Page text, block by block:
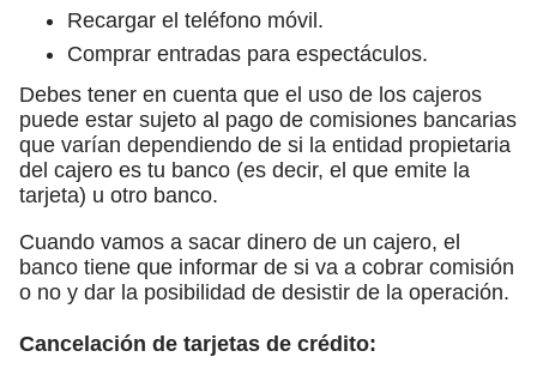
Recargar el teléfono móvil.
Comprar entradas para espectáculos.
Debes tener en cuenta que el uso de los cajeros
puede estar sujeto al pago de comisiones bancarias
que varían dependiendo de si la entidad propietaria
del cajero es tu banco (es decir, el que emite la
tarjeta) u otro banco.
Cuando vamos a sacar dinero de un cajero, el
banco tiene que informar de si va a cobrar comisión
o no y dar la posibilidad de desistir de la operación.
Cancelación de tarjetas de crédito: